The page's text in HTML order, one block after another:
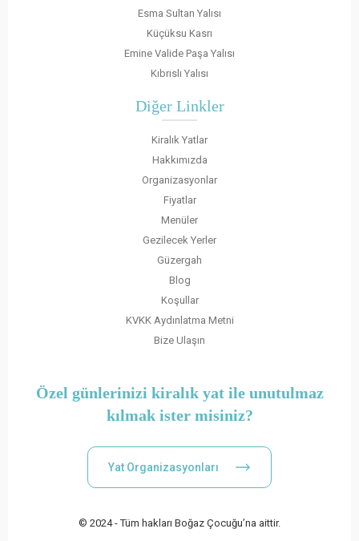
Esma Sultan Yalısı
Küçüksu Kasrı
Emine Valide Paşa Yalısı
Kıbrıslı Yalısı
Diğer Linkler
Kiralık Yatlar
Hakkımızda
Organizasyonlar
Fiyatlar
Menüler
Gezilecek Yerler
Güzergah
Blog
Koşullar
KVKK Aydınlatma Metni
Bize Ulaşın
Özel günlerinizi kiralık yat ile unutulmaz
kılmak ister misiniz?
Yat Organizasyonları
© 2024 - Tüm hakları Boğaz Çocuğu’na aittir.